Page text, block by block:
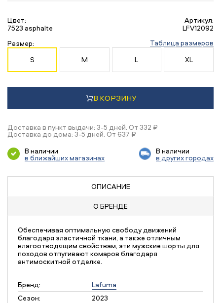
Цвет:
7523 asphalte
Артикул:
LFV12092
Размер:
Таблица размеров
S
M L XL
В КОРЗИНУ
Доставка в пункт выдачи: 3-5 дней. От 332 ₽
Доставка до дома: 3-5 дней. От 637 ₽
В наличии
в ближайших магазинах
В наличии
в других городах
ОПИСАНИЕ
О БРЕНДЕ
Обеспечивая оптимальную свободу движений
благодаря эластичной ткани, а также отличным
влагоотводящим свойствам, эти мужские шорты для
походов отпугивают комаров благодаря
антимоскитной отделке.
Бренд:
Lafuma
Сезон:
2023